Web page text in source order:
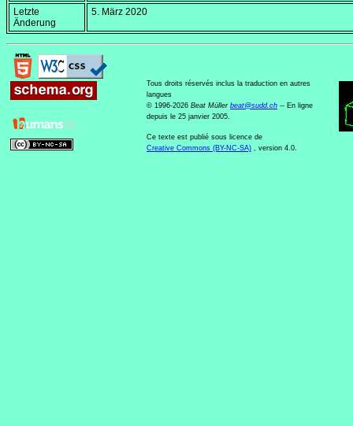
Letzte
Änderung
5. März 2020
Tous droits réservés inclus la traduction en autres
langues
© 1996-2026 Beat Müller beat@sudd.ch -- En ligne
depuis le 25 janvier 2005.
Ce texte est publié sous licence de
Creative Commons (BY-NC-SA) , version 4.0.